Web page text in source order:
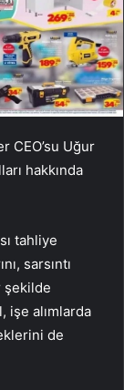
CEO’su Uğur
hakkında
tahliye
sarsıntı
şekilde
işe alımlarda
de